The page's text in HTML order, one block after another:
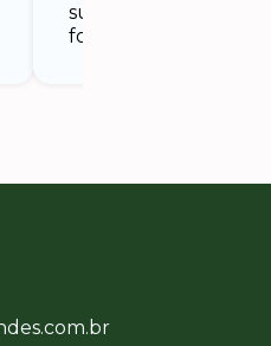
surpreendente e
foi um sucesso.